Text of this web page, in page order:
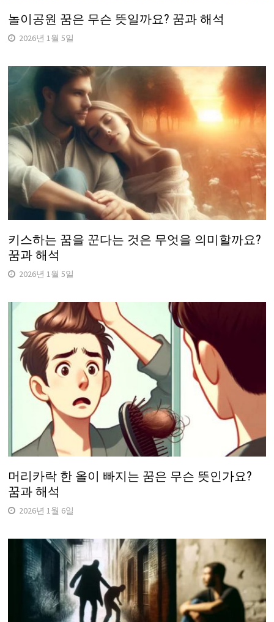
놀이공원 꿈은 무슨 뜻일까요? 꿈과 해석
2026년 1월 5일
키스하는 꿈을 꾼다는 것은 무엇을 의미할까요?
꿈과 해석
2026년 1월 5일
머리카락 한 올이 빠지는 꿈은 무슨 뜻인가요?
꿈과 해석
2026년 1월 6일